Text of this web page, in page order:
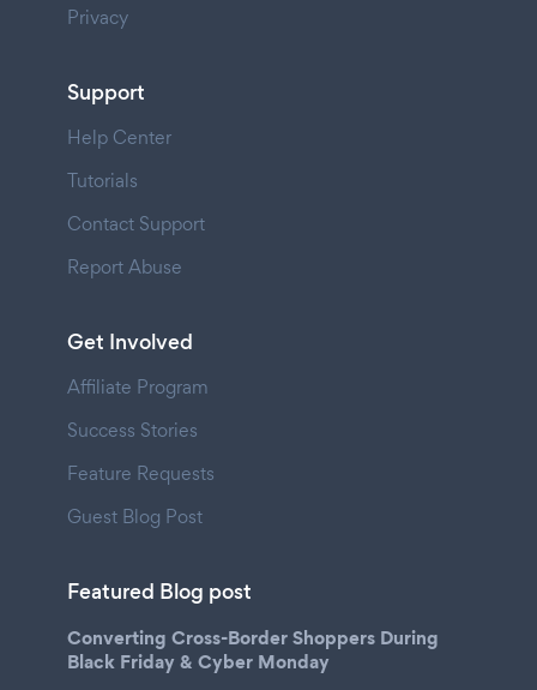
Privacy
Support
Help Center
Tutorials
Contact Support
Report Abuse
Get Involved
Affiliate Program
Success Stories
Feature Requests
Guest Blog Post
Featured Blog post
Converting Cross-Border Shoppers During
Black Friday & Cyber Monday